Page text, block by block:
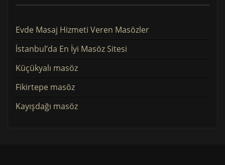
Evde Masaj Hizmeti Veren Masözler
İstanbul’da En İyi Masöz Sitesi
Küçükyalı masöz
Fikirtepe masöz
Kayışdağı masöz